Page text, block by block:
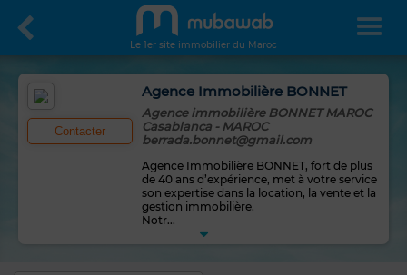
Le 1er site immobilier du Maroc
Contacter
Agence Immobilière BONNET
Agence immobilière BONNET MAROC
Casablanca - MAROC
berrada.bonnet@gmail.com
Agence Immobilière BONNET, fort de plus
de 40 ans d’expérience, met à votre service
son expertise dans la location, la vente et la
gestion immobilière.
Notr...